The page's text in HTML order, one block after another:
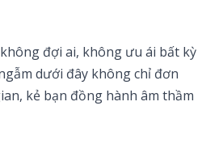
đợi ai, không ưu ái bất kỳ
dưới đây không chỉ đơn
kẻ bạn đồng hành âm thầm